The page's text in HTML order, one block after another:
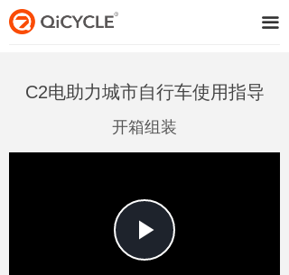
끀
C2电助力城市自行车使用指导
开箱组装
Play